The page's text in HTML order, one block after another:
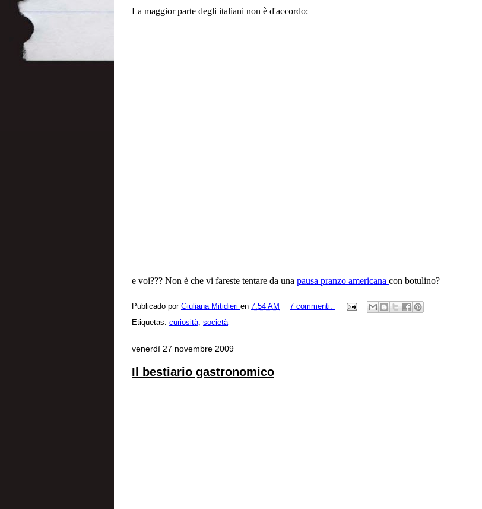
La maggior parte degli italiani non è d'accordo:
e voi??? Non è che vi fareste tentare da una pausa pranzo americana con botulino?
Publicado por Giuliana Mitidieri en 7:54 AM
7 commenti:
Etiquetas: curiosità società
venerdì 27 novembre 2009
Il bestiario gastronomico